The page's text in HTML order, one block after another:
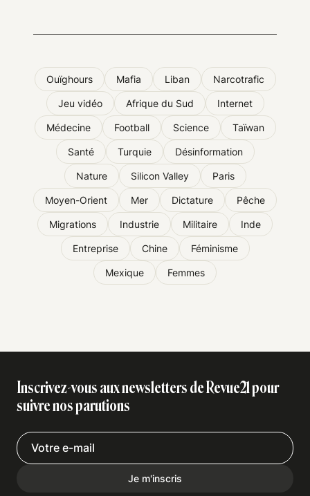
Ouïghours Mafia Liban Narcotrafic
Jeu vidéo Afrique du Sud Internet
Médecine Football Science Taïwan
Santé Turquie Désinformation
Nature Silicon Valley Paris
Moyen-Orient Mer Dictature Pêche
Migrations Industrie Militaire Inde
Entreprise Chine Féminisme
Mexique Femmes
Inscrivez-vous aux newsletters de Revue21 pour
suivre nos parutions
Je m'inscris